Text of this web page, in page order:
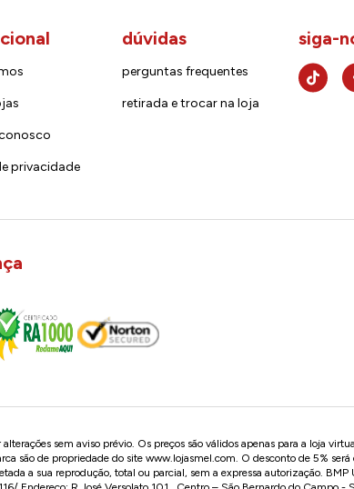
privacidade
dúvidas
perguntas frequentes
retirada e trocar na loja
siga-
sem aviso prévio. Os preços são válidos apenas para a loja
são de propriedade do site www.lojasmel.com. O desconto de 5%
a sua reprodução, total ou parcial, sem a expressa autorização. BMP